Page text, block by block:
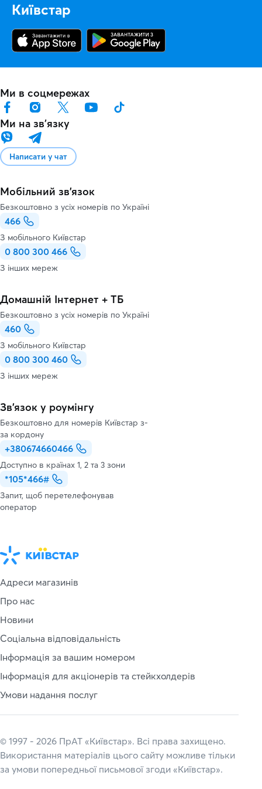
Київстар
Ми в соцмережах
Ми на звʼязку
Написати у чат
Мобільний зв'язок
Безкоштовно з усіх номерів по Україні
466
З мобільного Київстар
0 800 300 466
З інших мереж
Домашній Інтернет + ТБ
Безкоштовно з усіх номерів по Україні
460
З мобільного Київстар
0 800 300 460
З інших мереж
Зв’язок у роумінгу
Безкоштовно для номерів Київстар з-
за кордону
+380674660466
Доступно в країнах 1, 2 та 3 зони
*105*466#
Запит, щоб перетелефонував
оператор
Адреси магазинів
Про нас
Новини
Соціальна відповідальність
Інформація за вашим номером
Інформація для акціонерів та стейкхолдерів
Умови надання послуг
© 1997 - 2026 ПрАТ «Київстар». Всі права захищено.
Використання матеріалів цього сайту можливе тільки
за умови попередньої письмової згоди «Київстар».